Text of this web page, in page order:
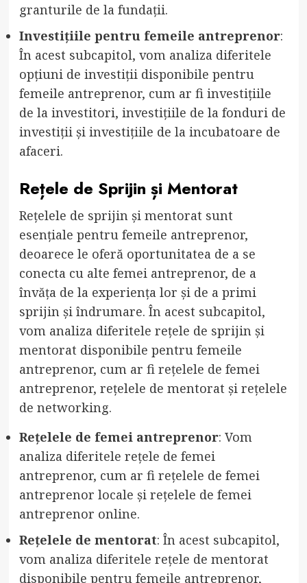
granturile de la fundații.
Investițiile pentru femeile antreprenor:
În acest subcapitol, vom analiza diferitele
opțiuni de investiții disponibile pentru
femeile antreprenor, cum ar fi investițiile
de la investitori, investițiile de la fonduri de
investiții și investițiile de la incubatoare de
afaceri.
Rețele de Sprijin și Mentorat
Rețelele de sprijin și mentorat sunt
esențiale pentru femeile antreprenor,
deoarece le oferă oportunitatea de a se
conecta cu alte femei antreprenor, de a
învăța de la experiența lor și de a primi
sprijin și îndrumare. În acest subcapitol,
vom analiza diferitele rețele de sprijin și
mentorat disponibile pentru femeile
antreprenor, cum ar fi rețelele de femei
antreprenor, rețelele de mentorat și rețelele
de networking.
Rețelele de femei antreprenor: Vom
analiza diferitele rețele de femei
antreprenor, cum ar fi rețelele de femei
antreprenor locale și rețelele de femei
antreprenor online.
Rețelele de mentorat: În acest subcapitol,
vom analiza diferitele rețele de mentorat
disponibile pentru femeile antreprenor,